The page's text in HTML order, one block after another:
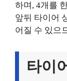
하며, 4개를
앞뒤 타이어
어질 수 있으
타이